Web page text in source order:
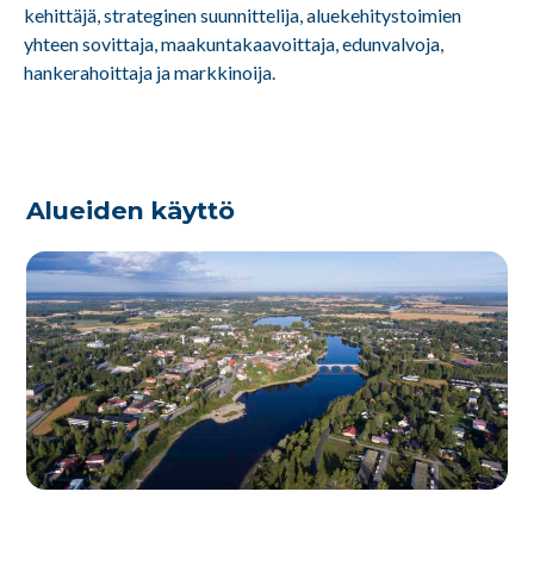
kehittäjä, strateginen suunnittelija, aluekehitystoimien
yhteen sovittaja, maakuntakaavoittaja, edunvalvoja,
hankerahoittaja ja markkinoija.
Alueiden käyttö